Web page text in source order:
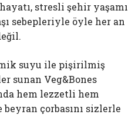
stresli şehir yaşamı
sebepleriyle öyle her an
suyu ile pişirilmiş
sunan Veg&Bones
hem lezzetli hem
çorbasını sizlerle